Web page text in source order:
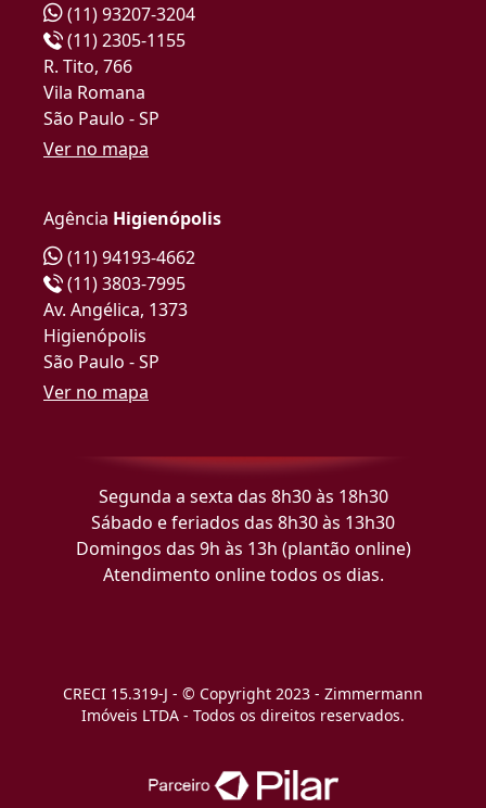
(11) 93207-3204
(11) 2305-1155
R. Tito, 766
Vila Romana
São Paulo - SP
Ver no mapa
Agência Higienópolis
(11) 94193-4662
(11) 3803-7995
Av. Angélica, 1373
Higienópolis
São Paulo - SP
Ver no mapa
Segunda a sexta das 8h30 às 18h30
Sábado e feriados das 8h30 às 13h30
Domingos das 9h às 13h (plantão online)
Atendimento online todos os dias.
CRECI 15.319-J - © Copyright 2023 - Zimmermann
Imóveis LTDA - Todos os direitos reservados.